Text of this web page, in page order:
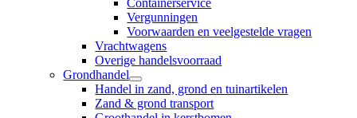
Containerservice
Vergunningen
Voorwaarden en veelgestelde vragen
Vrachtwagens
Overige handelsvoorraad
Grondhandel
Handel in zand, grond en tuinartikelen
Zand & grond transport